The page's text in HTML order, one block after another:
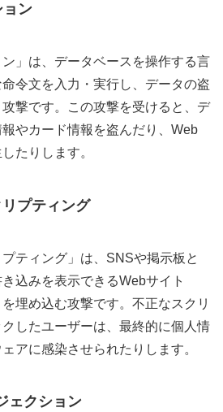
ン
ン」は、データベースを操作する言
令文を入力・実行し、データの盗
撃です。この攻撃を受けると、デ
やカード情報を盗んだり、Web
たりします。
プティング
プティング」は、SNSや掲示板と
込みを表示できるWebサイト
埋め込む攻撃です。不正なスクリ
したユーザーは、最終的に個人情
アに感染させられたりします。
ェクション